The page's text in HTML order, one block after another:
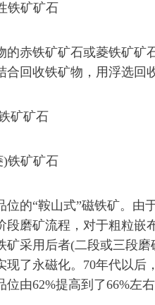
矿矿石
赤铁矿矿石或菱铁矿矿
回收铁矿物，用浮选回
矿矿石
矿矿石
的“鞍山式”磁铁矿。由
段磨矿流程，对于粗粒嵌
矿采用后者(二段或三段
现了永磁化。70年代以后
位由62%提高到了66%左